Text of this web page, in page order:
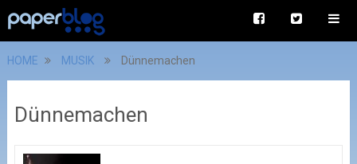
HOME MUSIK Dünnemachen
Dünnemachen